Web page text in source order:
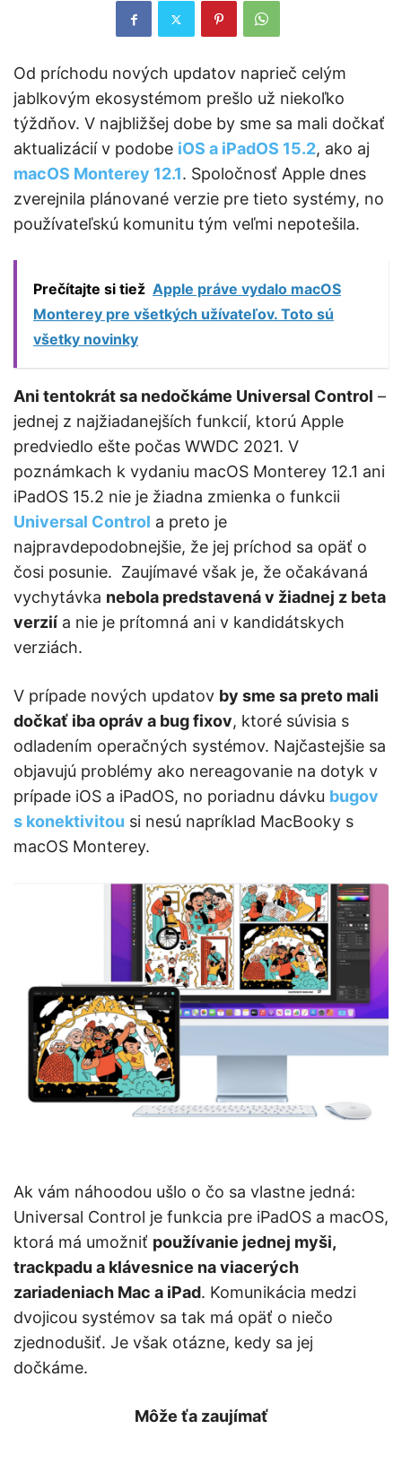
Od príchodu nových updatov naprieč celým
jablkovým ekosystémom prešlo už niekoľko
týždňov. V najbližšej dobe by sme sa mali dočkať
aktualizácií v podobe iOS a iPadOS 15.2, ako aj
macOS Monterey 12.1. Spoločnosť Apple dnes
zverejnila plánované verzie pre tieto systémy, no
používateľskú komunitu tým veľmi nepotešila.
Prečítajte si tiež Apple práve vydalo macOS
Monterey pre všetkých užívateľov. Toto sú
všetky novinky
Ani tentokrát sa nedočkáme Universal Control –
jednej z najžiadanejších funkcií, ktorú Apple
predviedlo ešte počas WWDC 2021. V
poznámkach k vydaniu macOS Monterey 12.1 ani
iPadOS 15.2 nie je žiadna zmienka o funkcii
Universal Control a preto je
najpravdepodobnejšie, že jej príchod sa opäť o
čosi posunie. Zaujímavé však je, že očakávaná
vychytávka nebola predstavená v žiadnej z beta
verzií a nie je prítomná ani v kandidátskych
verziách.
V prípade nových updatov by sme sa preto mali
dočkať iba opráv a bug fixov, ktoré súvisia s
odladením operačných systémov. Najčastejšie sa
objavujú problémy ako nereagovanie na dotyk v
prípade iOS a iPadOS, no poriadnu dávku bugov
s konektivitou si nesú napríklad MacBooky s
macOS Monterey.
Ak vám náhoodou ušlo o čo sa vlastne jedná:
Universal Control je funkcia pre iPadOS a macOS,
ktorá má umožniť používanie jednej myši,
trackpadu a klávesnice na viacerých
zariadeniach Mac a iPad. Komunikácia medzi
dvojicou systémov sa tak má opäť o niečo
zjednodušiť. Je však otázne, kedy sa jej
dočkáme.
Môže ťa zaujímať